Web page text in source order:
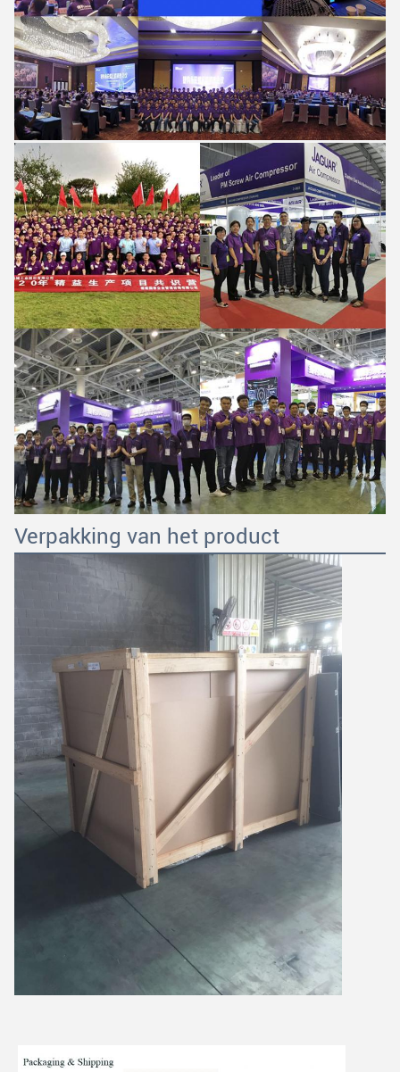
Verpakking van het product